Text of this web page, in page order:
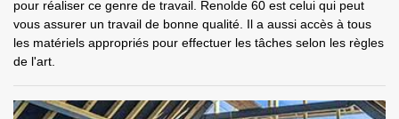
pour réaliser ce genre de travail. Renolde 60 est celui qui peut
vous assurer un travail de bonne qualité. Il a aussi accès à tous
les matériels appropriés pour effectuer les tâches selon les règles
de l'art.